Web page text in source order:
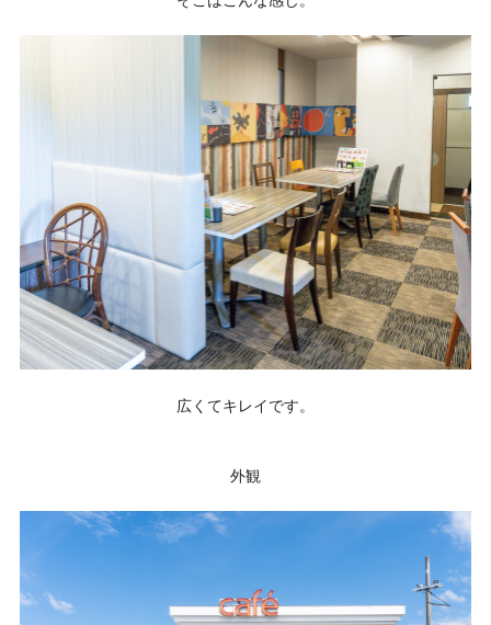
広くてキレイです。
外観